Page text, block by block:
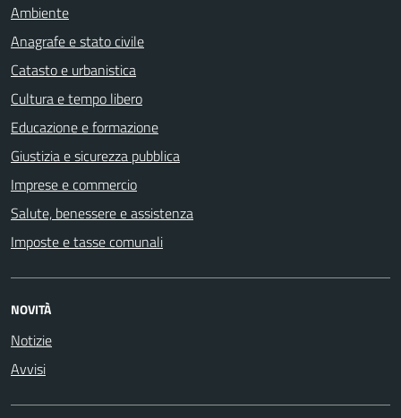
Ambiente
Anagrafe e stato civile
Catasto e urbanistica
Cultura e tempo libero
Educazione e formazione
Giustizia e sicurezza pubblica
Imprese e commercio
Salute, benessere e assistenza
Imposte e tasse comunali
NOVITÀ
Notizie
Avvisi